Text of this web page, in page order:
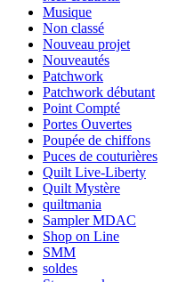
Musique
Non classé
Nouveau projet
Nouveautés
Patchwork
Patchwork débutant
Point Compté
Portes Ouvertes
Poupée de chiffons
Puces de couturières
Quilt Live-Liberty
Quilt Mystère
quiltmania
Sampler MDAC
Shop on Line
SMM
soldes